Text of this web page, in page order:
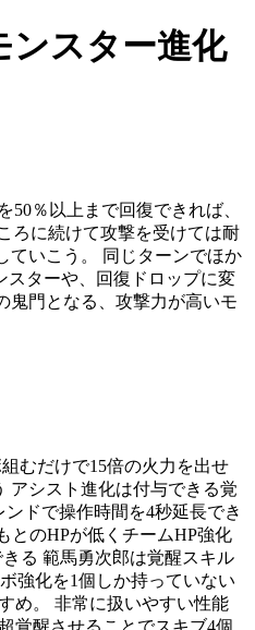
ンスター進化
％以上まで回復できれば、
ろに続けて攻撃を受けては耐
ていこう。 同じターンでほか
スターや、回復ドロップに変
鬼門となる、攻撃力が高いモ
むだけで15倍の火力を出せ
アシスト進化は付与できる覚
ドで操作時間を4秒延長でき
とのHPが低くチームHP強化
る 範馬勇次郎は覚醒スキル
強化を1個しか持っていない
め。 非常に扱いやすい性能
覚醒させることでスキブ4個